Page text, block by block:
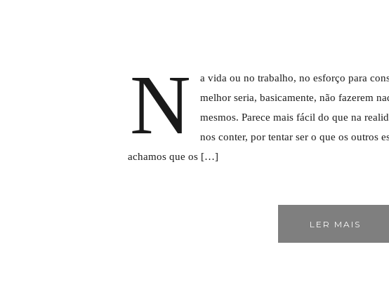
N
a vida ou no trabalho, no esforço para
melhor seria, basicamente, não fazerem
mesmos. Parece mais fácil do que na
nos conter, por tentar ser o que os outros
achamos que os […]
LER MAIS